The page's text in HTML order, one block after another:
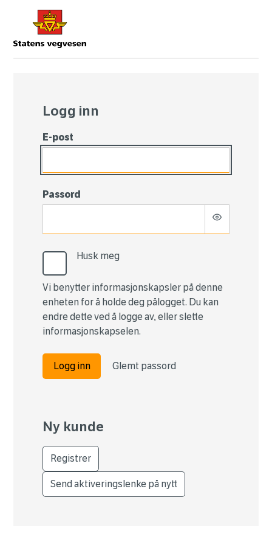
Logg inn
E-post
Passord
Husk meg
Vi benytter informasjonskapsler på denne
enheten for å holde deg pålogget. Du kan
endre dette ved å logge av, eller slette
informasjonskapselen.
Logg inn Glemt passord
Ny kunde
Registrer
Send aktiveringslenke på nytt